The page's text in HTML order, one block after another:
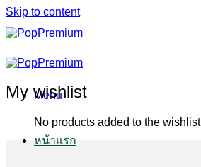
Skip to content
Menu
หน้าแรก
My wishlist
No products added to the wishlist